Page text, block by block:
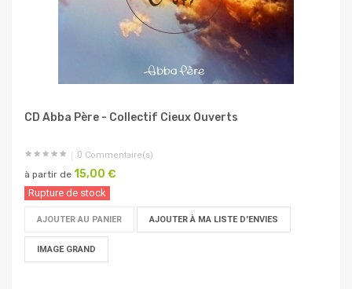
CD Abba Père - Collectif Cieux Ouverts
0 Commentaire(s)
à partir de 15,00 €
Rupture de stock
AJOUTER AU PANIER AJOUTER À MA LISTE D'ENVIES
IMAGE GRAND